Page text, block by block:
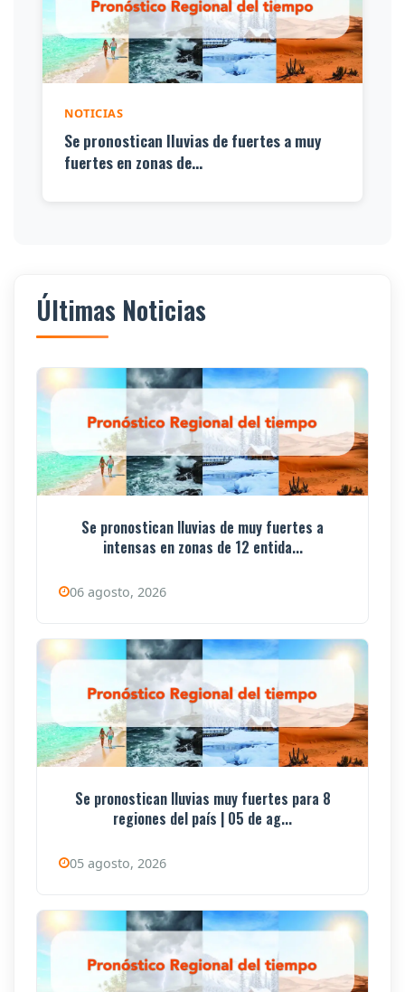
NOTICIAS
Se pronostican lluvias de fuertes a muy
fuertes en zonas de...
Últimas Noticias
Se pronostican lluvias de muy fuertes a
intensas en zonas de 12 entida...
06 agosto, 2026
Se pronostican lluvias muy fuertes para 8
regiones del país | 05 de ag...
05 agosto, 2026